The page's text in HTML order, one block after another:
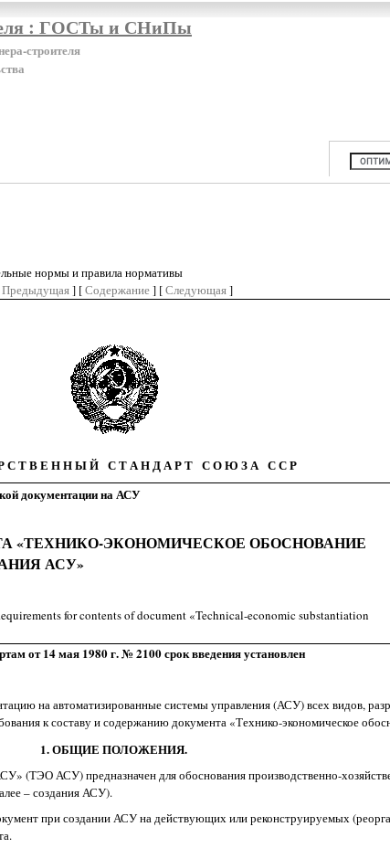
: ГОСТы и СНиПы
строителя
нормы и правила нормативы
Предыдущая] [Содержание] [Следующая]
С Т В Е Н Н Ы Й С Т А Н Д А Р Т С О Ю З А С С Р
документации на АСУ
«ТЕХНИКО-ЭКОНОМИЧЕСКОЕ ОБОСНОВАНИЕ
АСУ»
for contents of document «Technical-economic substantiation
от 14 мая 1980 г. № 2100 срок введения установлен
на автоматизированные системы управления (АСУ) всех видов,
к составу и содержанию документа «Технико-экономическое
1. ОБЩИЕ ПОЛОЖЕНИЯ.
(ТЭО АСУ) предназначен для обоснования производственно-
– создания АСУ).
при создании АСУ на действующих или реконструируемых